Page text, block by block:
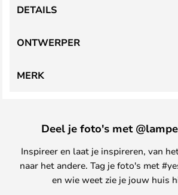
DETAILS
ONTWERPER
MERK
Deel je foto's met
Inspireer en laat je inspireren, van
naar het andere. Tag je foto's met
en wie weet zie je jouw huis